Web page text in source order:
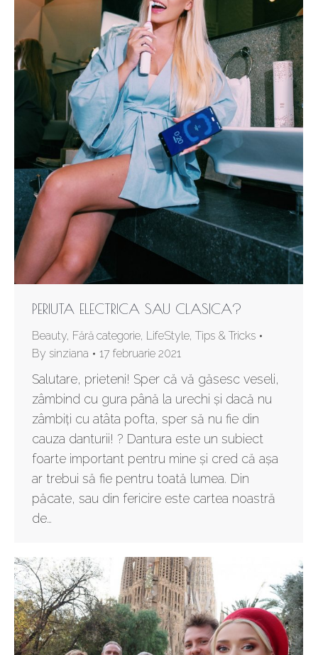
PERIUTA ELECTRICA SAU CLASICA?
Beauty, Fără categorie, LifeStyle, Tips & Tricks
By sinziana 17 februarie 2021
Salutare, prieteni! Sper că vă găsesc veseli,
zâmbind cu gura până la urechi și dacă nu
zâmbiți cu atâta pofta, sper să nu fie din
cauza danturii! ? Dantura este un subiect
foarte important pentru mine și cred că așa
ar trebui să fie pentru toată lumea. Din
păcate, sau din fericire este cartea noastră
de…